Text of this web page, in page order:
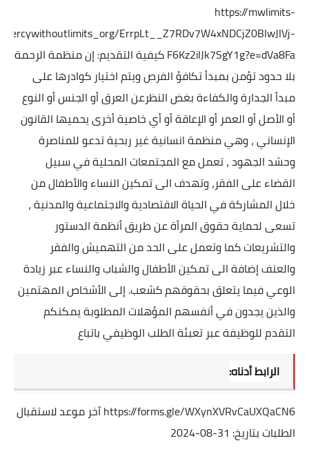
https://mwlimits-
ErrpLt__Z7RDv7W4xNDCjZ0BIwJIVj-
F6Kz2iIJk7SgY1g?e=dVa8Faكيفية التقديم: إن منظمة الرحمة
بلا حدود تؤمن بمبدأ تكافؤ الفرص ويتم اختيار كوادرها على
مبدأ الجدارة والكفاءة بغض النظرعن العرق أو الجنس أو النوع
أو الأصل أو العمر أو الإعاقة أو أي خاصية أخرى يحميها القانون
الإنساني ، وهي منظمة انسانية غير ربحية تدعو للمناصرة
وحشد الجهود ، تعمل مع المجتمعات المحلية في سبيل
القضاء على الفقر، وتهدف الى تمكين النساء والأطفال من
خلال المشاركة في الحياة الاقتصادية والاجتماعية والمدنية ،
تسعى لحماية حقوق المرأة عن طريق أنظمة الدستور
والتشريعات كما وتعمل على الحد من التهميش والفقر
والعنف إضافة الى تمكين الأطفال والشباب والنساء عبر زيادة
الوعي فيما يتعلق بحقوقهم كشعب. إلى الأشخاص المهتمين
والذين يجدون في أنفسهم المؤهلات المطلوبة يمكنكم
التقدم للوظيفة عبر تعبئة الطلب الوظيفي باتباع
الرابط أدناه:
https://forms.gle/WXynXVRvCaUXQaCN6آخر موعد لاستقبال
الطلبات بتاريخ: 31-08-2024